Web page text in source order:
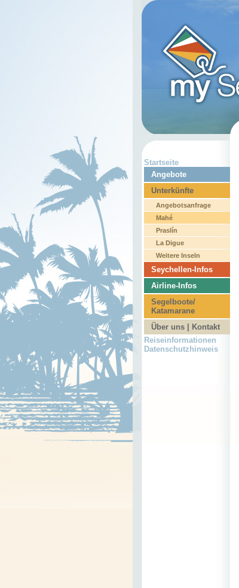
Startseite
Angebote
Unterkünfte
Angebotsanfrage
Mahé
Praslín
La Digue
Weitere Inseln
Seychellen-Infos
Airline-Infos
Segelboote/
Katamarane
Über uns | Kontakt
Reiseinformationen
Datenschutzhinweis